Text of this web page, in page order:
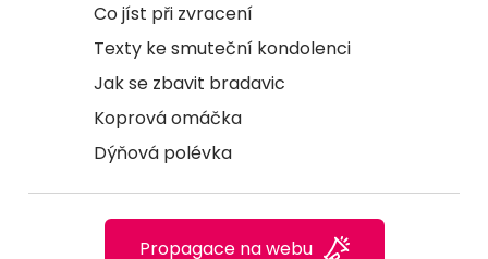
Co jíst při zvracení
Texty ke smuteční kondolenci
Jak se zbavit bradavic
Koprová omáčka
Dýňová polévka
Propagace na webu